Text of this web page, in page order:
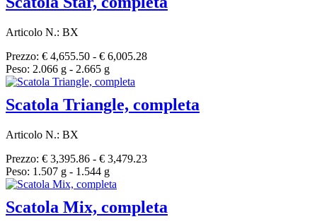
Articolo N.: BX
Prezzo: € 4,655.50 - € 6,005.28
Peso: 2.066 g - 2.665 g
Scatola Triangle, completa
Articolo N.: BX
Prezzo: € 3,395.86 - € 3,479.23
Peso: 1.507 g - 1.544 g
Scatola Mix, completa